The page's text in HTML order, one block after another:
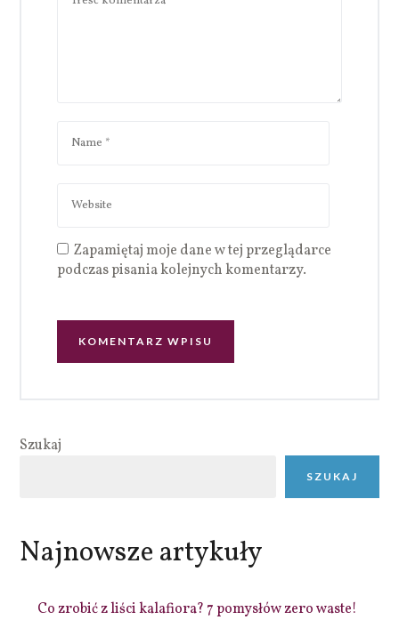
Zapamiętaj moje dane w tej przeglądarce
podczas pisania kolejnych komentarzy.
Szukaj
SZUKAJ
Najnowsze artykuły
Co zrobić z liści kalafiora? 7 pomysłów zero waste!